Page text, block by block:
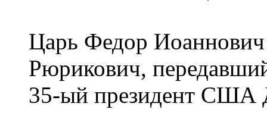
Царь Федор
Рюрикович,
35-ый президент США